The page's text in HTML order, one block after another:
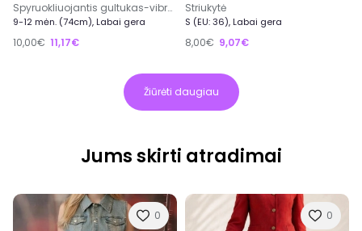
Spyruokliuojantis gultukas-vibro kėdutė
9-12 mėn. (74cm), Labai gera
10,00€ 11,17€
Striukytė
S (EU: 36), Labai gera
8,00€ 9,07€
Žiūrėti daugiau
Jums skirti atradimai
0 0